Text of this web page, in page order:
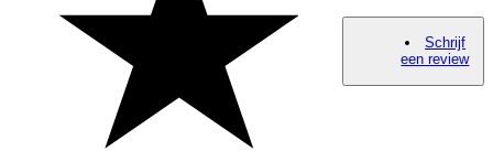
Schrijf
een review